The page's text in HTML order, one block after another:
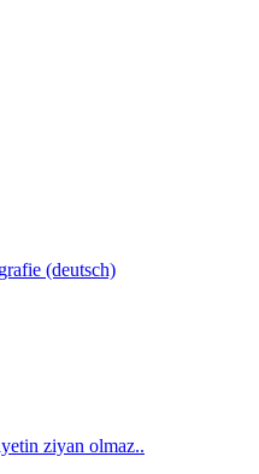
(deutsch)
ziyan olmaz..